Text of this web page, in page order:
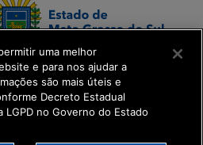
uma melhor
e para nos ajudar a
são mais úteis e
Decreto Estadual
no Governo do Estado